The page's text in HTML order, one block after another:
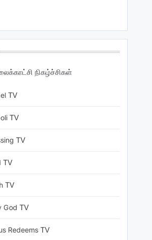
நிகழ்ச்சிகள்
TV
TV
TV
TV
TV
God TV
Redeems TV